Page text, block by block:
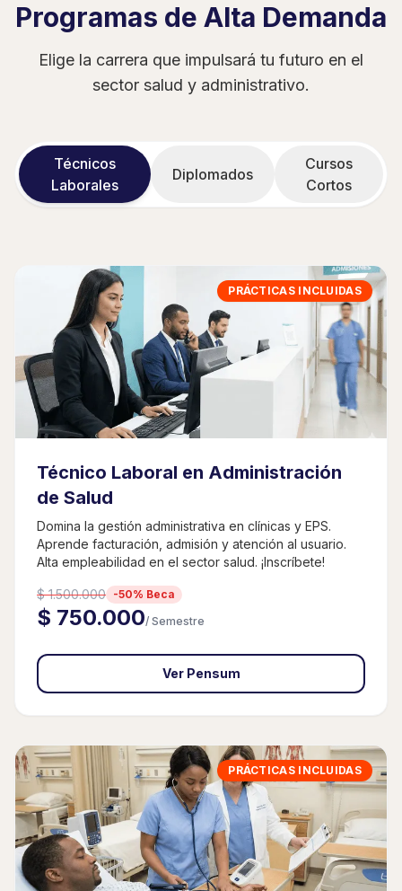
Programas de Alta Demanda
Elige la carrera que impulsará tu futuro en el
sector salud y administrativo.
Técnicos
Laborales
Diplomados
Cursos
Cortos
PRÁCTICAS INCLUIDAS
Técnico Laboral en Administración
de Salud
Domina la gestión administrativa en clínicas y EPS.
Aprende facturación, admisión y atención al usuario.
Alta empleabilidad en el sector salud. ¡Inscríbete!
$ 1.500.000 -50% Beca
$ 750.000/ Semestre
Ver Pensum
PRÁCTICAS INCLUIDAS